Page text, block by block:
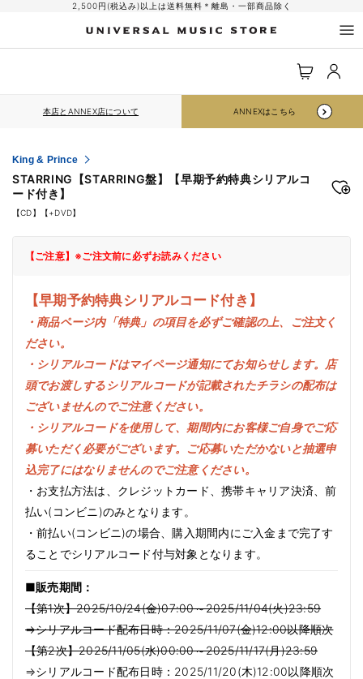
2,500円(税込み)以上は送料無料＊離島・一部商品除く
ー
ロ
グ
イ
ン
本店とANNEX店について ANNEXはこちら
King & Prince
STARRING【STARRING盤】【早期予約特典シリアルコ
ード付き】
【CD】【+DVD】
【ご注意】※ご注文前に必ずお読みください
【早期予約特典シリアルコード付き】
・商品ページ内「特典」の項目を必ずご確認の上、ご注文く
ださい。
・シリアルコードはマイページ通知にてお知らせします。店
頭でお渡しするシリアルコードが記載されたチラシの配布は
ございませんのでご注意ください。
・シリアルコードを使用して、期間内にお客様ご自身でご応
募いただく必要がございます。ご応募いただかないと抽選申
込完了にはなりませんのでご注意ください。
・お支払方法は、クレジットカード、携帯キャリア決済、前
払い(コンビニ)のみとなります。
・前払い(コンビニ)の場合、購入期間内にご入金まで完了す
ることでシリアルコード付与対象となります。
■販売期間：
【第1次】2025/10/24(金)07:00～2025/11/04(火)23:59
⇒シリアルコード配布日時：2025/11/07(金)12:00以降順次
【第2次】2025/11/05(水)00:00～2025/11/17(月)23:59
⇒シリアルコード配布日時：2025/11/20(木)12:00以降順次